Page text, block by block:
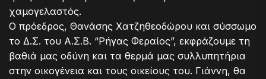
χαμογελαστός.
Ο πρόεδρος, Θανάσης Χατζηθεοδώρου και σύσσωμο
το Δ.Σ. του Α.Σ.Β. “Ρήγας Φεραίος”, εκφράζουμε τη
βαθιά μας οδύνη και τα θερμά μας συλλυπητήρια
στην οικογένεια και τους οικείους του. Γιάννη, θα